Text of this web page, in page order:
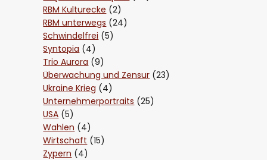
RBM Kulturecke (2)
RBM unterwegs (24)
Schwindelfrei (5)
Syntopia (4)
Trio Aurora (9)
Überwachung und Zensur (23)
Ukraine Krieg (4)
Unternehmerportraits (25)
USA (5)
Wahlen (4)
Wirtschaft (15)
Zypern (4)